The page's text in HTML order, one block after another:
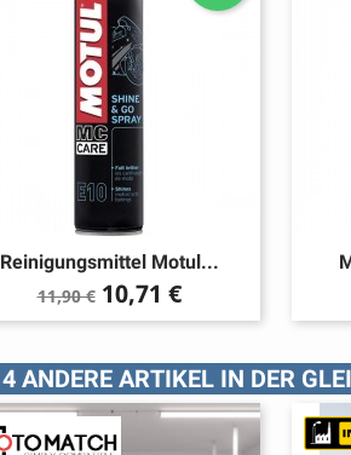
Reinigungsmittel Motul...
Verkaufspreis
11,90 € Preis
10,71 €
4 ANDERE ARTIKEL IN DER